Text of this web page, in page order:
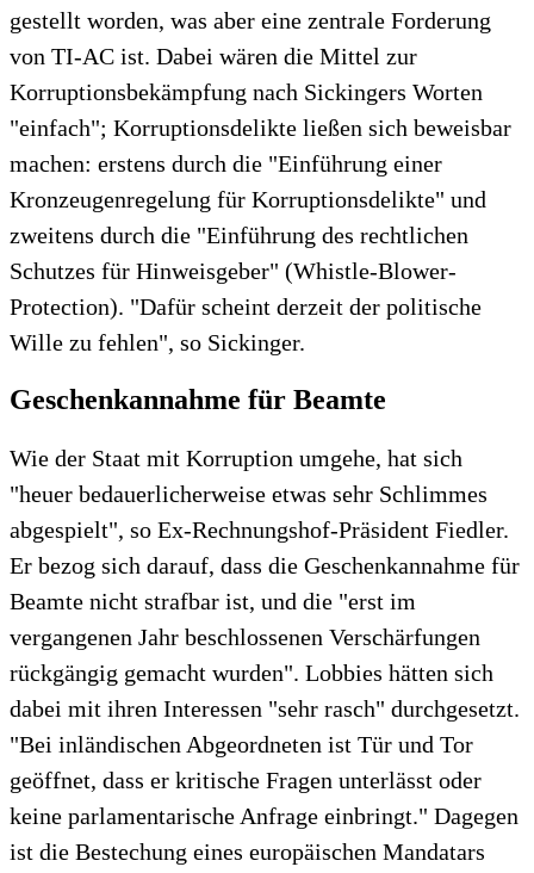
gestellt worden, was aber eine zentrale Forderung
von TI-AC ist. Dabei wären die Mittel zur
Korruptionsbekämpfung nach Sickingers Worten
"einfach"; Korruptionsdelikte ließen sich beweisbar
machen: erstens durch die "Einführung einer
Kronzeugenregelung für Korruptionsdelikte" und
zweitens durch die "Einführung des rechtlichen
Schutzes für Hinweisgeber" (Whistle-Blower-
Protection). "Dafür scheint derzeit der politische
Wille zu fehlen", so Sickinger.
Geschenkannahme für Beamte
Wie der Staat mit Korruption umgehe, hat sich
"heuer bedauerlicherweise etwas sehr Schlimmes
abgespielt", so Ex-Rechnungshof-Präsident Fiedler.
Er bezog sich darauf, dass die Geschenkannahme für
Beamte nicht strafbar ist, und die "erst im
vergangenen Jahr beschlossenen Verschärfungen
rückgängig gemacht wurden". Lobbies hätten sich
dabei mit ihren Interessen "sehr rasch" durchgesetzt.
"Bei inländischen Abgeordneten ist Tür und Tor
geöffnet, dass er kritische Fragen unterlässt oder
keine parlamentarische Anfrage einbringt." Dagegen
ist die Bestechung eines europäischen Mandatars